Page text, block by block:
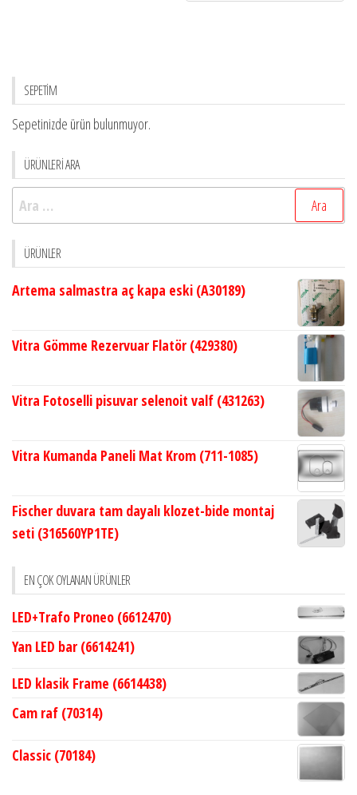
SEPETİM
Sepetinizde ürün bulunmuyor.
ÜRÜNLERİ ARA
Arama:
ÜRÜNLER
Artema salmastra aç kapa eski (A30189)
Vitra Gömme Rezervuar Flatör (429380)
Vitra Fotoselli pisuvar selenoit valf (431263)
Vitra Kumanda Paneli Mat Krom (711-1085)
Fischer duvara tam dayalı klozet-bide montaj
seti (316560YP1TE)
EN ÇOK OYLANAN ÜRÜNLER
LED+Trafo Proneo (6612470)
Yan LED bar (6614241)
LED klasik Frame (6614438)
Cam raf (70314)
Classic (70184)